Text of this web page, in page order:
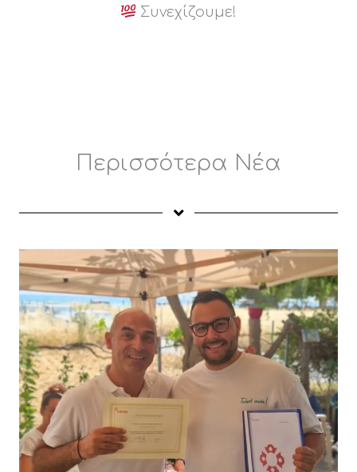
Συνεχίζουμε!
Περισσότερα Νέα